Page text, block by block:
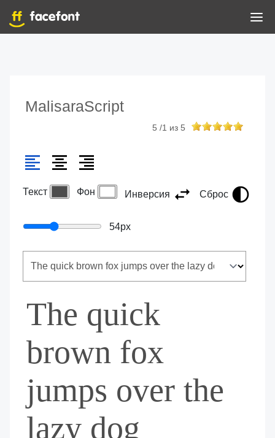
MalisaraScript
5 /1 из 5
Текст Фон Инверсия Сброс
54px
The quick
brown fox
jumps over the
lazy dog